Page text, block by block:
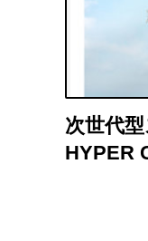
次世代
HYPER